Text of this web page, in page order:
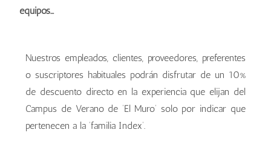
equipos…
Nuestros empleados, clientes, proveedores, preferentes
o suscriptores habituales podrán disfrutar de un 10%
de descuento directo en la experiencia que elijan del
Campus de Verano de ‘El Muro’ solo por indicar que
pertenecen a la ‘familia Index’.